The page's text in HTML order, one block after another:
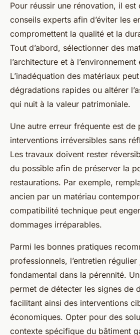
Pour réussir une rénovation, il
conseils experts afin d’éviter les
compromettent la qualité et la
Tout d’abord, sélectionner des
l’architecture et à
L’inadéquation des matériaux
dégradations rapides ou altérer
qui nuit à la valeur patrimoniale.
Une autre erreur fréquente est de
interventions irréversibles sans
Les travaux doivent rester
du possible afin de préserver la
restaurations. Par exemple,
ancien par un matériau
compatibilité technique peut
dommages irréparables.
Parmi les bonnes pratiques
professionnels, l’entretien
fondamental dans la pérennité.
permet de détecter les signes de
facilitant ainsi des interventions
économiques. Opter pour des
contexte spécifique du bâtiment